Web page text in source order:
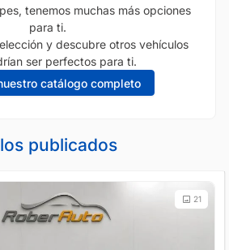
tenemos muchas más opciones
para ti.
y descubre otros vehículos
ser perfectos para ti.
catálogo completo
publicados
21